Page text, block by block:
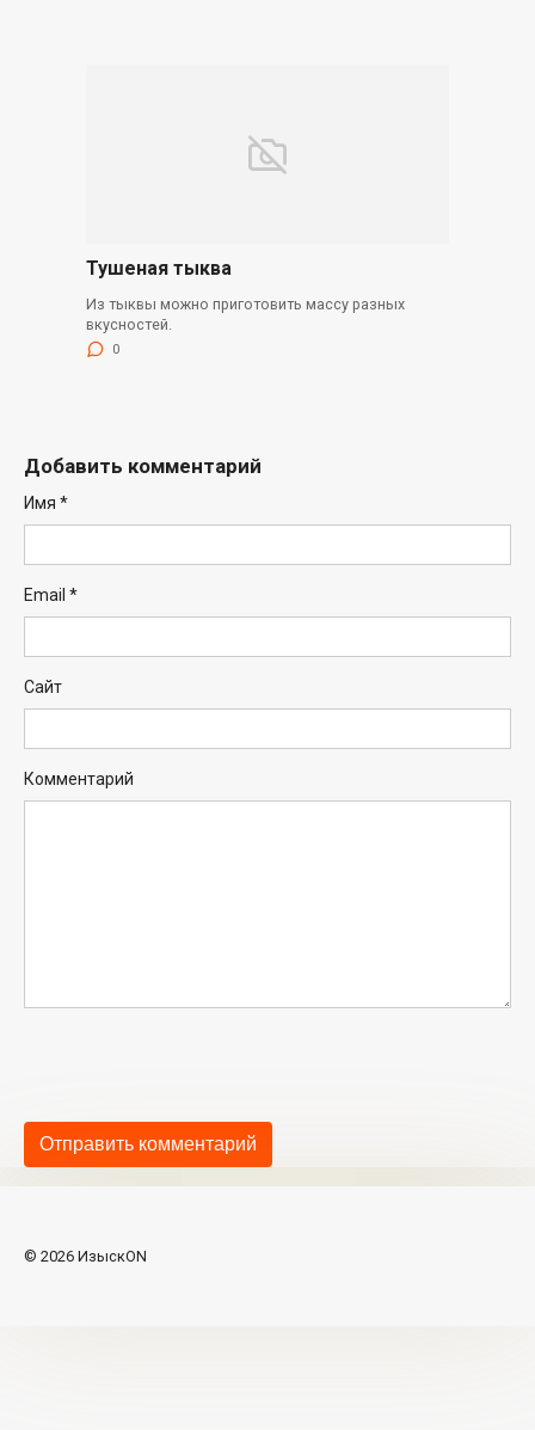
Тушеная тыква
Из тыквы можно приготовить массу разных
вкусностей.
0
Добавить комментарий
Имя *
Email *
Сайт
Комментарий
© 2026 ИзыскON